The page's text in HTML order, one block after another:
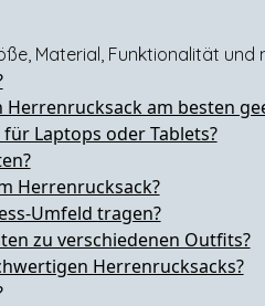
Material, Funktionalität und
am besten
Laptops oder Tablets?
Herrenrucksack?
Umfeld tragen?
zu verschiedenen Outfits?
Herrenrucksacks?